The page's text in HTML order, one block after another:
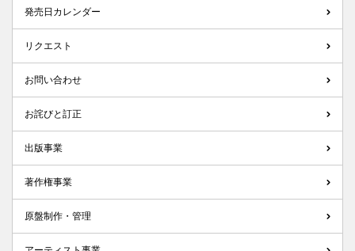
発売日カレンダー
リクエスト
お問い合わせ
お詫びと訂正
出版事業
著作権事業
原盤制作・管理